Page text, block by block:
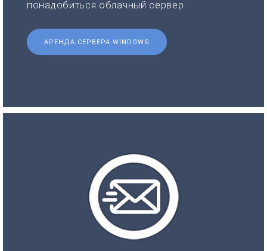
понадобиться облачный сервер.
АРЕНДА СЕРВЕРА WINDOWS